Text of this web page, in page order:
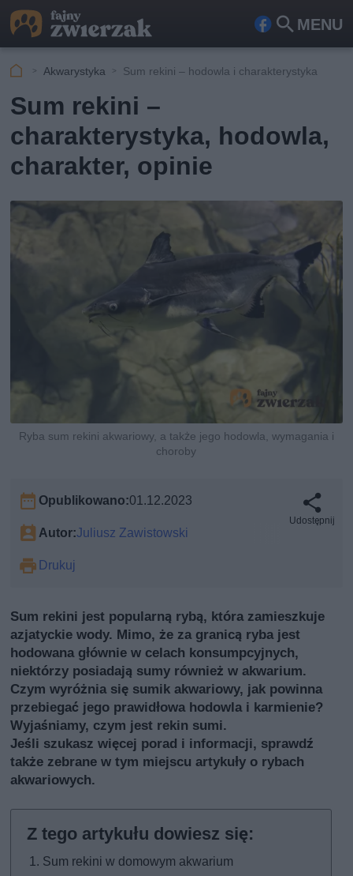
MENU
Fa
ook
Szu
Akwarystyka Sum rekini – hodowla i charakterystyka
Sum rekini –
charakterystyka, hodowla,
charakter, opinie
Ryba sum rekini akwariowy, a także jego hodowla, wymagania i
choroby
Opublikowano:01.12.2023
Autor:Juliusz Zawistowski
Drukuj
Udostępnij
Sum rekini jest popularną rybą, która zamieszkuje
azjatyckie wody. Mimo, że za granicą ryba jest
hodowana głównie w celach konsumpcyjnych,
niektórzy posiadają sumy również w akwarium.
Czym wyróżnia się sumik akwariowy, jak powinna
przebiegać jego prawidłowa hodowla i karmienie?
Wyjaśniamy, czym jest rekin sumi.
Jeśli szukasz więcej porad i informacji, sprawdź
także zebrane w tym miejscu artykuły o rybach
akwariowych.
Sum rekini w domowym akwarium